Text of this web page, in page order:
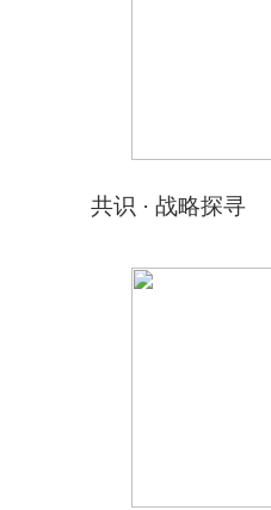
共识 · 战略探寻